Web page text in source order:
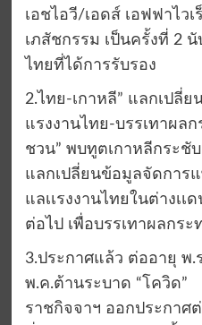
เอชไอวี/เอดส์ เอฟฟาไว
เภสัชกรรม เป็นครั้งที่ 2
ไทยที่ได้การรับรอง
2.ไทย-เกาหลี” แลกเปลี่
แรงงานไทย-บรรเทาผลก
ชวน” พบทูตเกาหลีกระชั
แลกเปลี่ยนข้อมูลจัดการ
แลเเรงงานไทยในต่างเ
ต่อไป เพื่อบรรเทาผลกระ
3.ประกาศแล้ว ต่ออายุ พ.
พ.ค.ต้านระบาด “โควิด”
ราชกิจจาฯ ออกประกาศ